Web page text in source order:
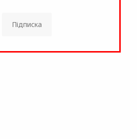
Підписка